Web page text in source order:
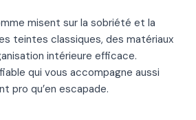
misent sur la sobriété et la
teintes classiques, des matériaux
intérieure efficace.
qui vous accompagne aussi
pro qu’en escapade.